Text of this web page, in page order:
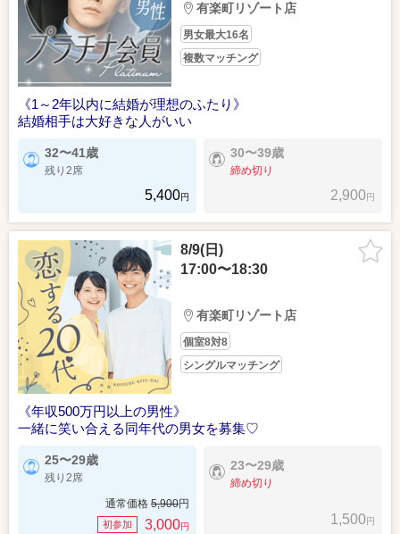
有楽町リゾート店
男女最大16名
複数マッチング
《1～2年以内に結婚が理想のふたり》
結婚相手は大好きな人がいい
32〜41歳
残り2席
5,400円
30〜39歳
締め切り
2,900円
8/9(日)
17:00〜18:30
有楽町リゾート店
個室8対8
シングルマッチング
《年収500万円以上の男性》
一緒に笑い合える同年代の男女を募集♡
25〜29歳
残り2席
通常価格 5,900円
初参加 3,000円
23〜29歳
締め切り
1,500円